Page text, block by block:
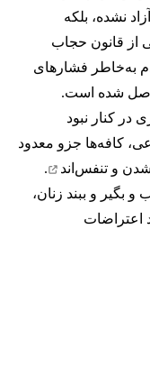
نشده، بلکه
از قانون حجاب
به‌خاطر فشارهای
شده است.
در کنار نبود
کافه‌ها جزو معدود
و تنفس‌اند
.
بگیر و ببند زنان،